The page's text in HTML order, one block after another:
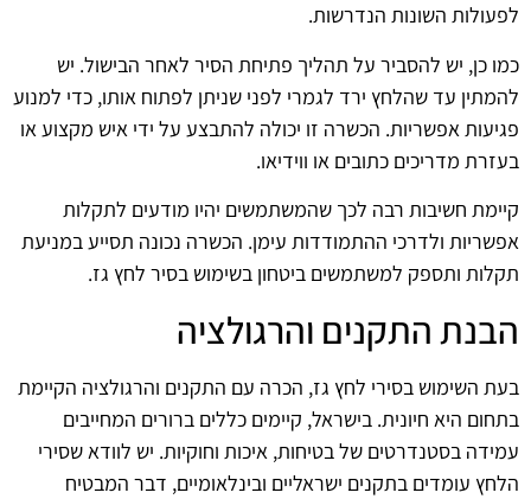
לפעולות השונות הנדרשות.
כמו כן, יש להסביר על תהליך פתיחת הסיר לאחר הבישול. יש
להמתין עד שהלחץ ירד לגמרי לפני שניתן לפתוח אותו, כדי למנוע
פגיעות אפשריות. הכשרה זו יכולה להתבצע על ידי איש מקצוע או
בעזרת מדריכים כתובים או ווידיאו.
קיימת חשיבות רבה לכך שהמשתמשים יהיו מודעים לתקלות
אפשריות ולדרכי ההתמודדות עימן. הכשרה נכונה תסייע במניעת
תקלות ותספק למשתמשים ביטחון בשימוש בסיר לחץ גז.
הבנת התקנים והרגולציה
בעת השימוש בסירי לחץ גז, הכרה עם התקנים והרגולציה הקיימת
בתחום היא חיונית. בישראל, קיימים כללים ברורים המחייבים
עמידה בסטנדרטים של בטיחות, איכות וחוקיות. יש לוודא שסירי
הלחץ עומדים בתקנים ישראליים ובינלאומיים, דבר המבטיח